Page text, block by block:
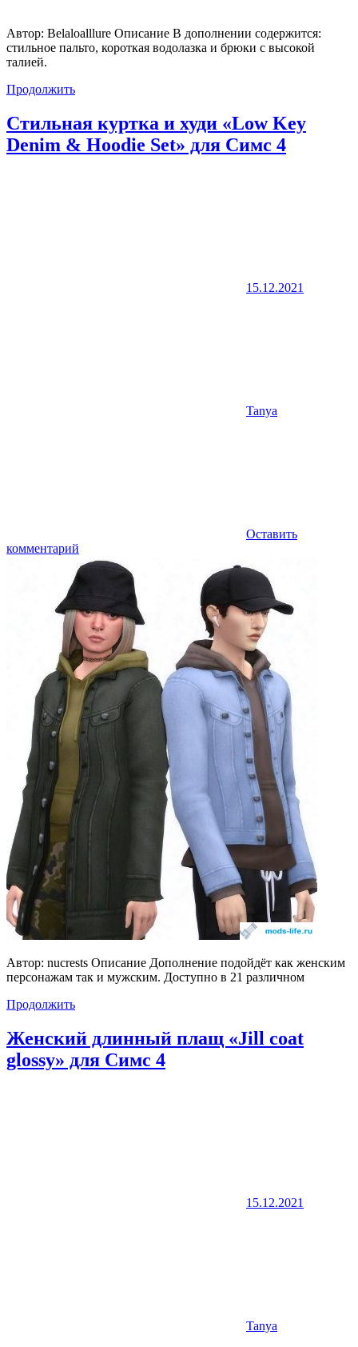
Автор: Belaloalllure Описание В дополнении содержится:
стильное пальто, короткая водолазка и брюки с высокой
талией.
Продолжить
Стильная куртка и худи «Low Key
Denim & Hoodie Set» для Симс 4
15.12.2021
Tanya
Оставить
комментарий
Автор: nucrests Описание Дополнение подойдёт как женским
персонажам так и мужским. Доступно в 21 различном
Продолжить
Женский длинный плащ «Jill coat
glossy» для Симс 4
15.12.2021
Tanya